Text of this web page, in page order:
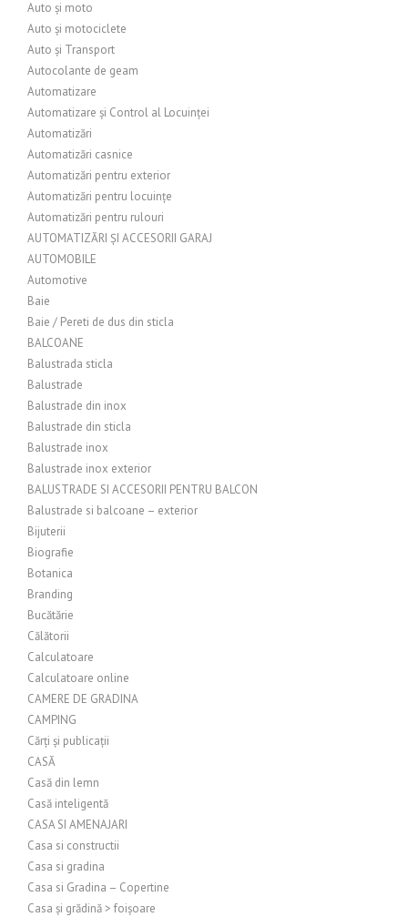
Auto și moto
Auto și motociclete
Auto și Transport
Autocolante de geam
Automatizare
Automatizare și Control al Locuinței
Automatizări
Automatizări casnice
Automatizări pentru exterior
Automatizări pentru locuințe
Automatizări pentru rulouri
AUTOMATIZĂRI ȘI ACCESORII GARAJ
AUTOMOBILE
Automotive
Baie
Baie / Pereti de dus din sticla
BALCOANE
Balustrada sticla
Balustrade
Balustrade din inox
Balustrade din sticla
Balustrade inox
Balustrade inox exterior
BALUSTRADE SI ACCESORII PENTRU BALCON
Balustrade si balcoane – exterior
Bijuterii
Biografie
Botanica
Branding
Bucătărie
Călătorii
Calculatoare
Calculatoare online
CAMERE DE GRADINA
CAMPING
Cărți și publicații
CASĂ
Casă din lemn
Casă inteligentă
CASA SI AMENAJARI
Casa si constructii
Casa si gradina
Casa si Gradina – Copertine
Casa și grădină > foișoare